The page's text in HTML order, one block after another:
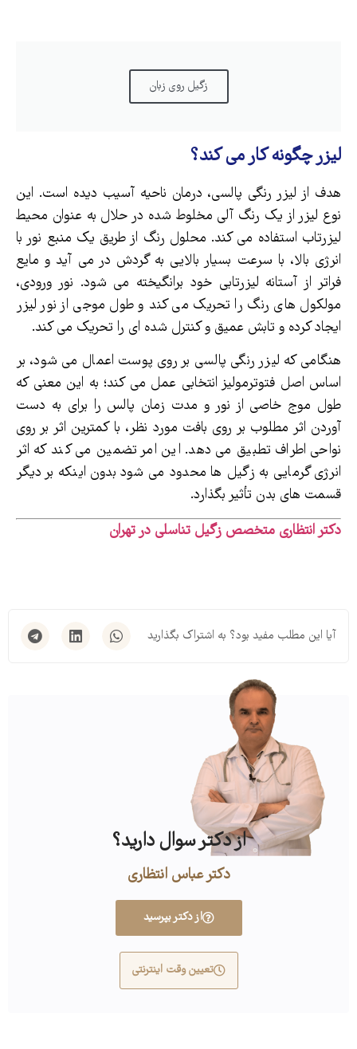
زگیل روی زبان
لیزر چگونه کار می کند؟
هدف از لیزر رنگی پالسی، درمان ناحیه آسیب دیده است. این
نوع لیزر از یک رنگ آلی مخلوط شده در حلال به عنوان محیط
لیزرتاب استفاده می کند. محلول رنگ از طریق یک منبع نور با
انرژی بالا، با سرعت بسیار بالایی به گردش در می آید و مایع
فراتر از آستانه لیزرتابی خود برانگیخته می شود. نور ورودی،
مولکول های رنگ را تحریک می کند و طول موجی از نور لیزر
ایجاد کرده و تابش عمیق و کنترل شده ای را تحریک می کند.
هنگامی که لیزر رنگی پالسی بر روی پوست اعمال می شود، بر
اساس اصل فتوترمولیز انتخابی عمل می کند؛ به این معنی که
طول موج خاصی از نور و مدت زمان پالس را برای به دست
آوردن اثر مطلوب بر روی بافت مورد نظر، با کمترین اثر بر روی
نواحی اطراف تطبیق می دهد. این امر تضمین می کند که اثر
انرژی گرمایی به زگیل ها محدود می شود بدون اینکه بر دیگر
قسمت های بدن تأثیر بگذارد.
دکتر انتظاری متخصص زگیل تناسلی در تهران
آیا این مطلب مفید بود؟ به اشتراک بگذارید
از دکتر سوال دارید؟
دکتر عباس انتظاری
از دکتر بپرسید
تعیین وقت اینترنتی